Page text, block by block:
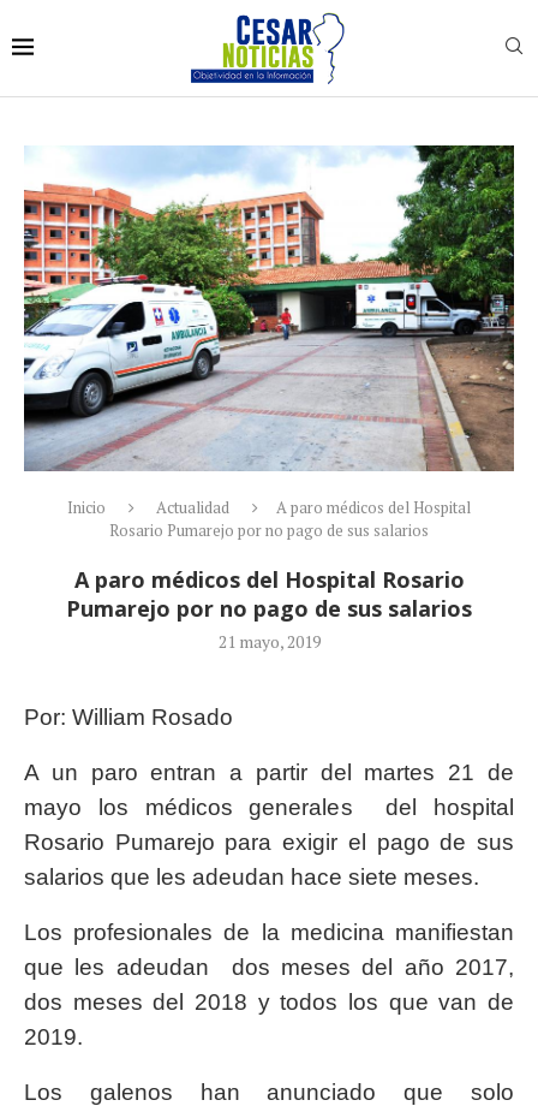
Inicio Actualidad
A paro médicos del Hospital
Rosario Pumarejo por no pago de sus salarios
A paro médicos del Hospital Rosario
Pumarejo por no pago de sus salarios
21 mayo, 2019
Por: William Rosado
A un paro entran a partir del martes 21 de
mayo los médicos generales del hospital
Rosario Pumarejo para exigir el pago de sus
salarios que les adeudan hace siete meses.
Los profesionales de la medicina manifiestan
que les adeudan dos meses del año 2017,
dos meses del 2018 y todos los que van de
2019.
Los galenos han anunciado que solo